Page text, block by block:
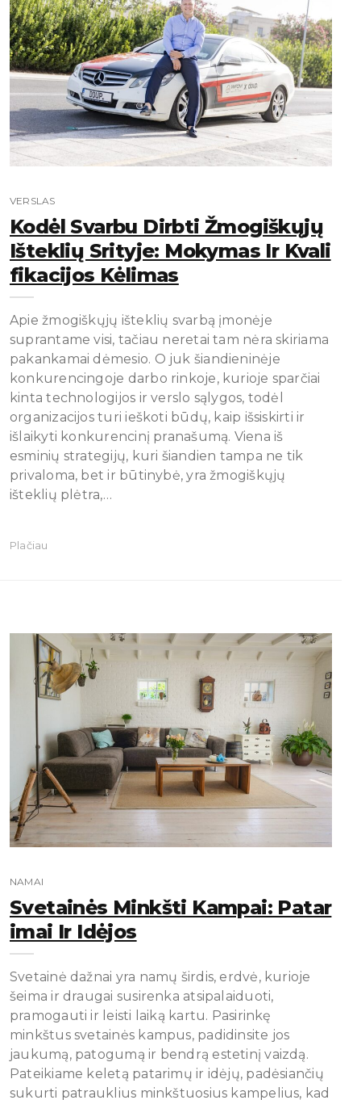
VERSLAS
Kodėl Svarbu Dirbti Žmogiškųjų
Išteklių Srityje: Mokymas Ir Kvali
Fikacijos Kėlimas
Apie žmogiškųjų išteklių svarbą įmonėje
suprantame visi, tačiau neretai tam nėra skiriama
pakankamai dėmesio. O juk šiandieninėje
konkurencingoje darbo rinkoje, kurioje sparčiai
kinta technologijos ir verslo sąlygos, todėl
organizacijos turi ieškoti būdų, kaip išsiskirti ir
išlaikyti konkurencinį pranašumą. Viena iš
esminių strategijų, kuri šiandien tampa ne tik
privaloma, bet ir būtinybė, yra žmogiškųjų
išteklių plėtra,…
Plačiau
NAMAI
Svetainės Minkšti Kampai: Patar
Imai Ir Idėjos
Svetainė dažnai yra namų širdis, erdvė, kurioje
šeima ir draugai susirenka atsipalaiduoti,
pramogauti ir leisti laiką kartu. Pasirinkę
minkštus svetainės kampus, padidinsite jos
jaukumą, patogumą ir bendrą estetinį vaizdą.
Pateikiame keletą patarimų ir idėjų, padėsiančių
sukurti patrauklius minkštuosius kampelius, kad